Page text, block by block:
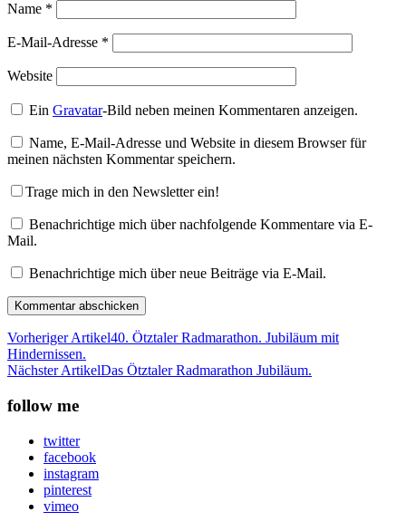
Name *
E-Mail-Adresse *
Website
EinGravatar-Bild neben meinen Kommentaren anzeigen.
Name, E-Mail-Adresse und Website in diesem Browser für
meinen nächsten Kommentar speichern.
Trage mich in den Newsletter ein!
Benachrichtige mich über nachfolgende Kommentare via E-
Mail.
Benachrichtige mich über neue Beiträge via E-Mail.
Vorheriger Artikel40. Ötztaler Radmarathon. Jubiläum mit
Hindernissen.
Nächster ArtikelDas Ötztaler Radmarathon Jubiläum.
follow me
twitter
facebook
instagram
pinterest
vimeo